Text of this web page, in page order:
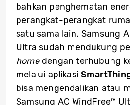
bahkan penghematan
perangkat-perangkat
satu sama lain. Samsung
Ultra sudah mendukung
homedengan terhubung
melalui aplikasi
bisa mengendalikan atau
Samsung AC WindFree™